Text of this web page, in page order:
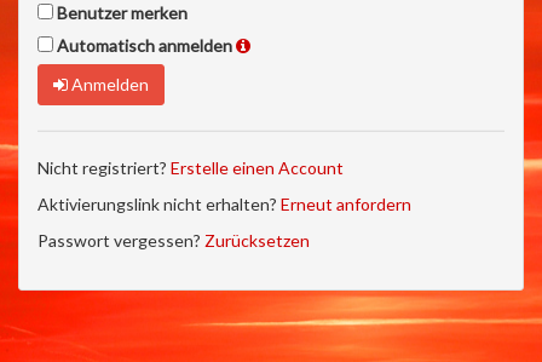
Benutzer merken
Automatisch anmelden
Anmelden
Nicht registriert? Erstelle einen Account
Aktivierungslink nicht erhalten? Erneut anfordern
Passwort vergessen? Zurücksetzen